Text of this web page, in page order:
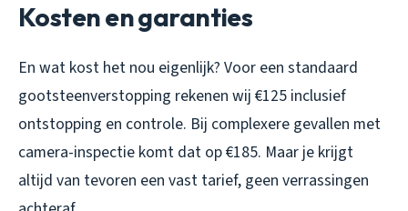
Kosten en garanties
En wat kost het nou eigenlijk? Voor een standaard
gootsteenverstopping rekenen wij €125 inclusief
ontstopping en controle. Bij complexere gevallen met
camera-inspectie komt dat op €185. Maar je krijgt
altijd van tevoren een vast tarief, geen verrassingen